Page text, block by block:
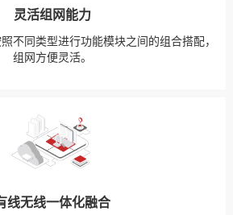
灵活组网能力
不同类型进行功能模块之间的组合搭配，
组网方便灵活。
线无线一体化融合